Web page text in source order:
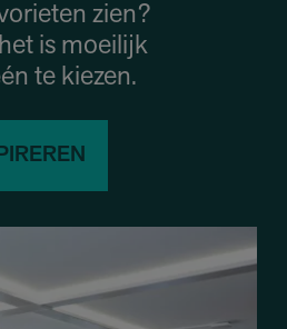
zien?
is moeilijk
te kiezen.